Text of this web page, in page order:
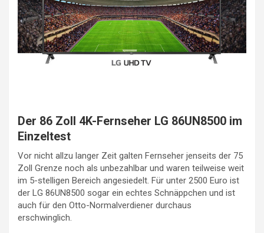
Der 86 Zoll 4K-Fernseher LG 86UN8500 im
Einzeltest
Vor nicht allzu langer Zeit galten Fernseher jenseits der 75
Zoll Grenze noch als unbezahlbar und waren teilweise weit
im 5-stelligen Bereich angesiedelt. Für unter 2500 Euro ist
der LG 86UN8500 sogar ein echtes Schnäppchen und ist
auch für den Otto-Normalverdiener durchaus
erschwinglich.